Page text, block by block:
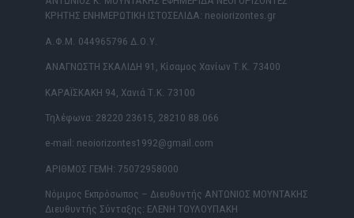
ΚΡΗΤΗΣ ΕΝΗΜΕΡΩΤΙΚΗ ΙΣΤΟΣΕΛΙΔΑ: neoiorizontes.gr
Α.Φ.Μ. 044965796 Δ.Ο.Υ.
ΑΝΑΓΝΩΣΤΗ ΣΚΑΛΙΔΗ 91, Κίσαμος Χανίων Τ.Κ. 73400
ΚΑΡΑΪΣΚΑΚΗ 94, Χανιά Τ.Κ. 73100
Τηλέφωνα: 28220 23615, 28210 88.066
e-mail: neoiorizontes1992@gmail.com
ΑΡΙΘΜΟΣ ΓΕΜΗ: 75072958000
Νόμιμος Εκπρόσωπος – Διευθυντής ΑΝΤΩΝΙΟΣ ΜΟΥΝΤΑΚΗΣ
Διευθυντής Σύνταξης: ΕΛΕΝΗ ΤΟΥΛΟΥΠΑΚΗ